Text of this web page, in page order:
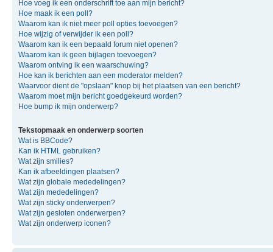
Hoe voeg ik een onderschrift toe aan mijn bericht?
Hoe maak ik een poll?
Waarom kan ik niet meer poll opties toevoegen?
Hoe wijzig of verwijder ik een poll?
Waarom kan ik een bepaald forum niet openen?
Waarom kan ik geen bijlagen toevoegen?
Waarom ontving ik een waarschuwing?
Hoe kan ik berichten aan een moderator melden?
Waarvoor dient de "opslaan" knop bij het plaatsen van een bericht?
Waarom moet mijn bericht goedgekeurd worden?
Hoe bump ik mijn onderwerp?
Tekstopmaak en onderwerp soorten
Wat is BBCode?
Kan ik HTML gebruiken?
Wat zijn smilies?
Kan ik afbeeldingen plaatsen?
Wat zijn globale mededelingen?
Wat zijn mededelingen?
Wat zijn sticky onderwerpen?
Wat zijn gesloten onderwerpen?
Wat zijn onderwerp iconen?